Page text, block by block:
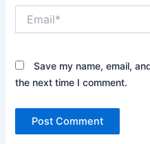
Save my name, email,
the next time I comment.